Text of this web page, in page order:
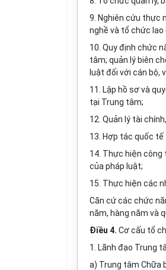
9. Nghiên cứu thực
nghề và tổ chức lao
10. Quy định chức
tâm; quản lý biên
luật đối với cán bộ,
11. Lập hồ sơ và
tại Trung tâm;
12. Quản lý tài
13. Hợp tác quốc
14. Thực hiện
của pháp luật;
15. Thực hiện các
Căn cứ các chức
năm, hàng năm và
Điều 4. Cơ cấu tổ
1. Lãnh đạo Trung
a) Trung tâm Chữa